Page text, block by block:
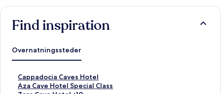
Find inspiration
Overnatningssteder
Cappadocia Caves Hotel
L
iAza Cave Hotel Special Class
L